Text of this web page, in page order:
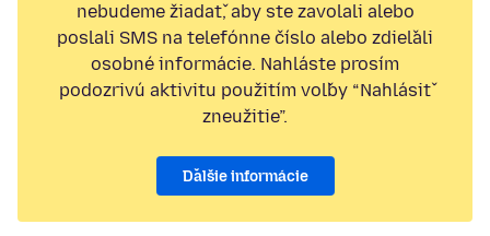
nebudeme žiadať, aby ste zavolali alebo
poslali SMS na telefónne číslo alebo zdieľali
osobné informácie. Nahláste prosím
podozrivú aktivitu použitím voľby “Nahlásiť
zneužitie”.
Ďalšie informácie